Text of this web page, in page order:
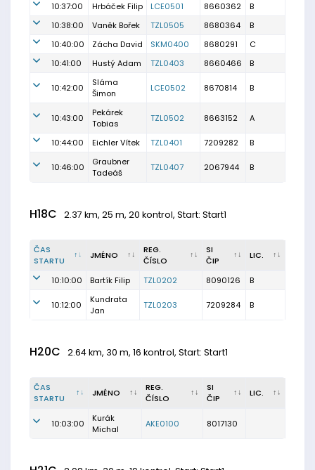
10:37:00
Hrbáček Filip LCE0501 8660362
B
10:38:00
Vaněk Bořek TZL0505 8680364
B
10:40:00
Zácha David SKM0400 8680291
C
10:41:00
Hustý Adam TZL0403 8660466 B
10:42:00
Sláma
Šimon
LCE0502 8670814 B
10:43:00
Pekárek
Tobias
TZL0502 8663152 A
10:44:00 Eichler Vítek TZL0401 7209282 B
10:46:00
Graubner
Tadeáš
TZL0407 2067944 B
H18C 2.37 km, 25 m, 20 kontrol, Start: Start1
ČAS
STARTU
JMÉNO
REG.
ČÍSLO
SI
ČIP
LIC.
10:10:00 Bartík Filip TZL0202 8090126 B
10:12:00
Kundrata
Jan
TZL0203 7209284 B
H20C 2.64 km, 30 m, 16 kontrol, Start: Start1
ČAS
STARTU
JMÉNO
REG.
ČÍSLO
SI
ČIP
LIC.
10:03:00
Kurák
Michal
AKE0100 8017130